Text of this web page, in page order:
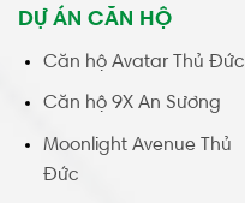
DỰ ÁN CĂN HỘ
Căn hộ Avatar Thủ Đức
Căn hộ 9X An Sương
Moonlight Avenue Thủ
Đức